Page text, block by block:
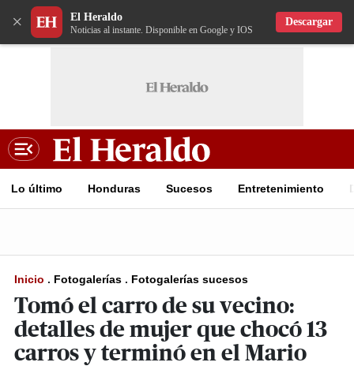
× El Heraldo
Noticias al instante. Disponible en Google y IOS
Descargar
Lo último Honduras Sucesos Entretenimiento
Inicio . Fotogalerías . Fotogalerías sucesos
Tomó el carro de su vecino:
detalles de mujer que chocó 13
carros y terminó en el Mario